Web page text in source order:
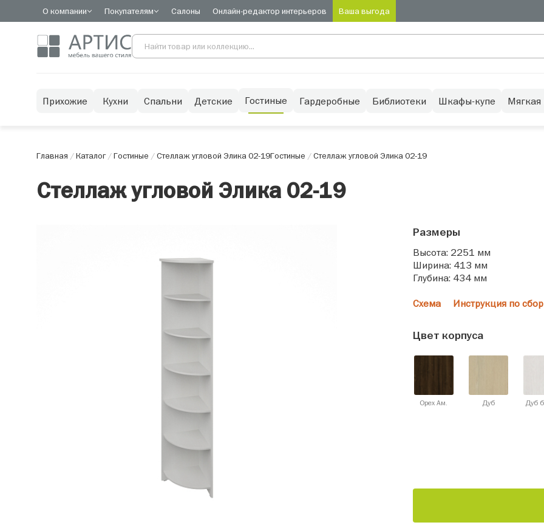
О компании Покупателям Салоны Онлайн-редактор интерьеров Ваша выгода
Прихожие Кухни Спальни Детские Гостиные Гардеробные Библиотеки Шкафы-купе Мягкая
Главная /Каталог/Гостиные /Стеллаж угловой Элика 02-19Гостиные /Стеллаж угловой Элика 02-19
Стеллаж угловой Элика 02-19
Размеры
Высота: 2251 мм
Ширина: 413 мм
Глубина: 434 мм
Схема Инструкция по
Цвет корпуса
Орех Ам. Дуб Дуб